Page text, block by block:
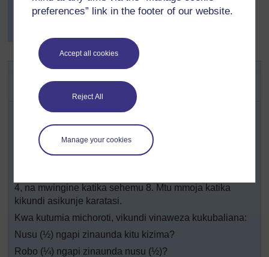
preferences” link in the footer of our website.
Accept all cookies
Reject All
Manage your cookies
wengine. Pia aliona kuwa walikuwa wamejiandaa
Shughuli ya 1: Kutumia michoro
ya michoroti ya sehemu
Wapange wanafunzi katika vikundi vya wanafunzi
yenye urefu sawa ambayo yamechorwa michoroti
(angalia
Nyenzo-rejea 2: Michorotiya Sehemu
4, na mwingine katika sehemu 8. Mtu mmoja katika
kikundi asikunje karatasi.
Kwa kutumia michoroti, vikundi vinaweza kukubaliana:
Nusu (½) ngapi zinaunda kitu kizima?
Robo (¼) ngapi zinaunda nusu (½)?